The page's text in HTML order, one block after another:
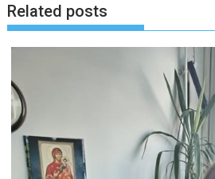
Related posts